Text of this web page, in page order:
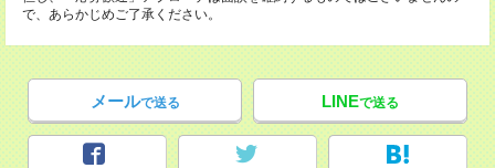
で、あらかじめご了承ください。
メールで送る LINEで送る